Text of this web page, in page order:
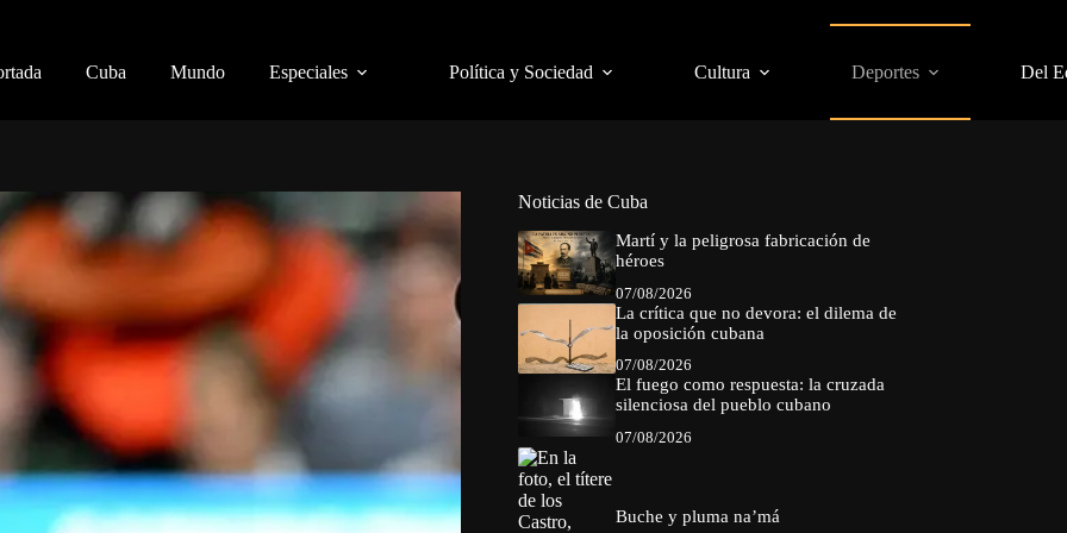
Cuba Mundo Especiales Política y Sociedad Cultura Deportes Del
Noticias de Cuba
Martí y la peligrosa fabricación de
héroes
07/08/2026
La crítica que no devora: el dilema de
la oposición cubana
07/08/2026
El fuego como respuesta: la cruzada
silenciosa del pueblo cubano
07/08/2026
Buche y pluma na’má